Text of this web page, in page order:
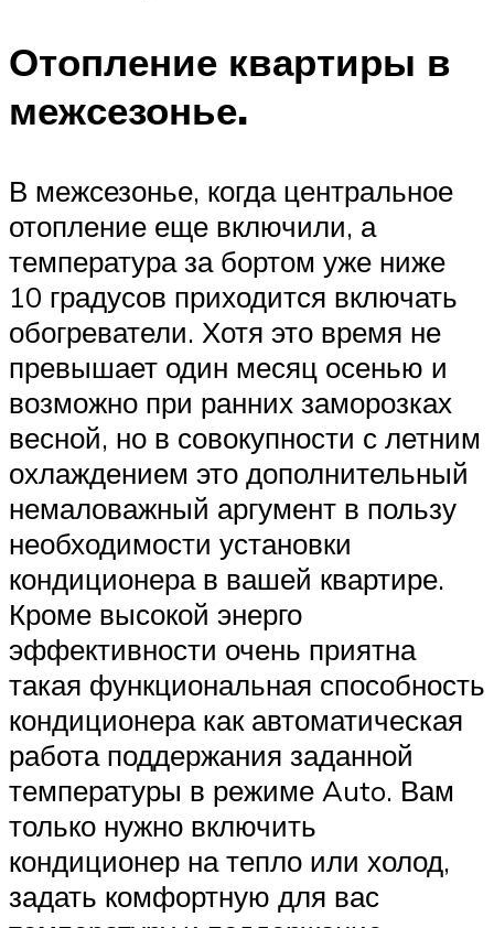
Отопление квартиры в
межсезонье.
В межсезонье, когда центральное
отопление еще включили, а
температура за бортом уже ниже
10 градусов приходится включать
обогреватели. Хотя это время не
превышает один месяц осенью и
возможно при ранних заморозках
весной, но в совокупности с летним
охлаждением это дополнительный
немаловажный аргумент в пользу
необходимости установки
кондиционера в вашей квартире.
Кроме высокой энерго
эффективности очень приятна
такая функциональная способность
кондиционера как автоматическая
работа поддержания заданной
температуры в режиме Auto. Вам
только нужно включить
кондиционер на тепло или холод,
задать комфортную для вас